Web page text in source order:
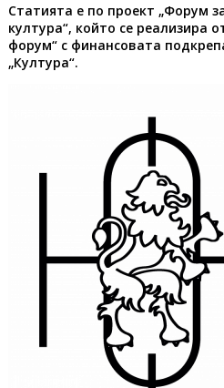
Статията е по проект „Форум
култура“, който се реализира
форум“ с финансовата
„Култура“.